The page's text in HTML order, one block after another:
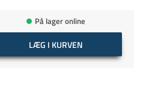
På lager online
LÆG I KURVEN